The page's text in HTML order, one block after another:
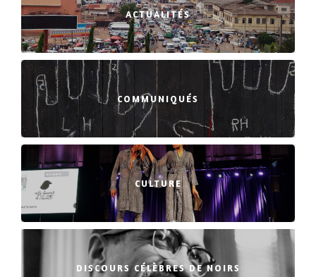
ACTUALITÉS
COMMUNIQUÉS
CULTURE
DISCOURS CÉLÈBRES DE NOIRS